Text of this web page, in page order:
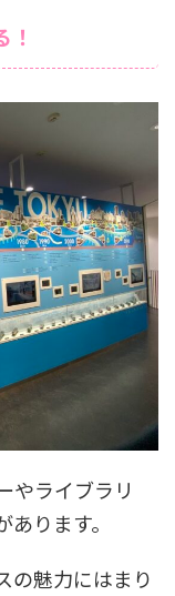
やライブラリ
ります。
の魅力にはまり